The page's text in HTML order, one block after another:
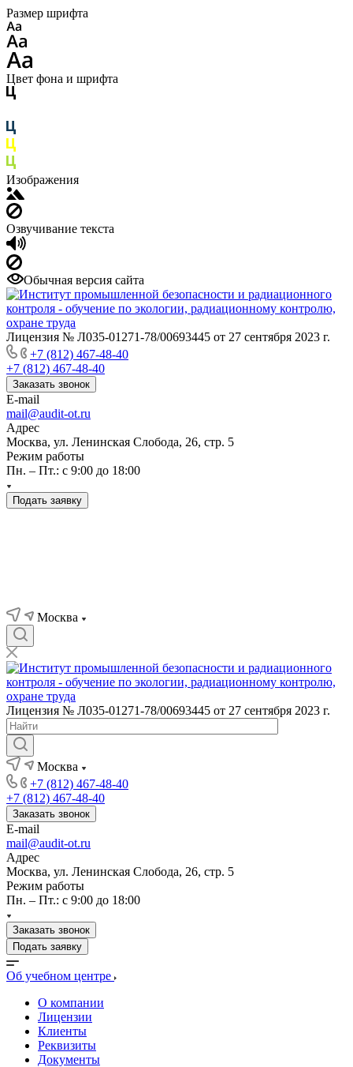
Размер шрифта
Цвет фона и шрифта
Изображения
Озвучивание текста
Обычная версия сайта
Лицензия № Л035-01271-78/00693445 от 27 сентября 2023 г.
+7 (812) 467-48-40
+7 (812) 467-48-40
Заказать звонок
E-mail
mail@audit-ot.ru
Адрес
Москва, ул. Ленинская Слобода, 26, стр. 5
Режим работы
Пн. – Пт.: с 9:00 до 18:00
Подать заявку
Москва
Лицензия № Л035-01271-78/00693445 от 27 сентября 2023 г.
Москва
+7 (812) 467-48-40
+7 (812) 467-48-40
Заказать звонок
E-mail
mail@audit-ot.ru
Адрес
Москва, ул. Ленинская Слобода, 26, стр. 5
Режим работы
Пн. – Пт.: с 9:00 до 18:00
Заказать звонок
Подать заявку
Об учебном центре
О компании
Лицензии
Клиенты
Реквизиты
Документы